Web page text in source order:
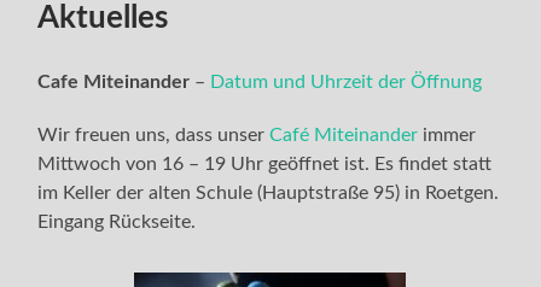
Aktuelles
Cafe Miteinander – Datum und Uhrzeit der Öffnung
Wir freuen uns, dass unserCafé Miteinander immer
Mittwoch von 16 – 19 Uhr geöffnet ist. Es findet statt
im Keller der alten Schule (Hauptstraße 95) in Roetgen.
Eingang Rückseite.